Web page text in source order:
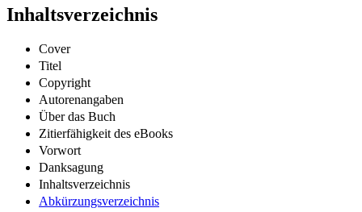
Inhaltsverzeichnis
Cover
Titel
Copyright
Autorenangaben
Über das Buch
Zitierfähigkeit des eBooks
Vorwort
Danksagung
Inhaltsverzeichnis
Abkürzungsverzeichnis